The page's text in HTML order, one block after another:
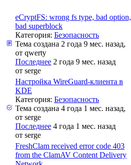
eCryptFS: wrong fs type, bad option,
bad superblock
Категория: Безопасность
Тема создана 2 года 9 мес. назад,
от qwerty
Последнее 2 года 9 мес. назад
от serge
Настройка WireGuard-клиента в
KDE
Категория: Безопасность
Тема создана 4 года 1 мес. назад,
от serge
Последнее 4 года 1 мес. назад
от serge
FreshClam received error code 403
from the ClamAV Content Delivery